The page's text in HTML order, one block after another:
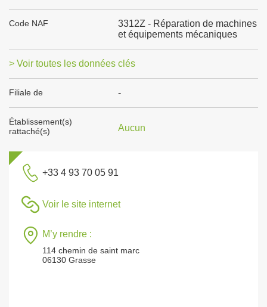
Code NAF
3312Z - Réparation de machines
et équipements mécaniques
> Voir toutes les données clés
Filiale de -
Établissement(s)
rattaché(s)
Aucun
+33 4 93 70 05 91
Voir le site internet
M’y rendre :
114 chemin de saint marc
06130 Grasse